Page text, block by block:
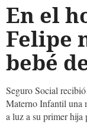
En el
Felipe
bebé
Seguro Social
Materno Infantil una
a luz a su primer hija